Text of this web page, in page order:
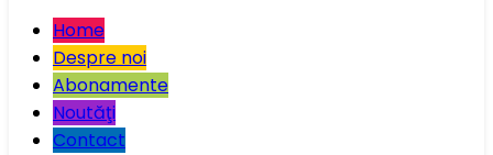
Home
Despre noi
Abonamente
Noutăţi
Contact